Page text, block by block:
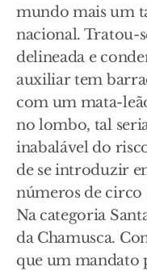
mundo mais um
nacional. Tratou-
delineada e
auxiliar tem
com um mata-
no lombo, tal
inabalável do
de se introduzir
números de circo
Na categoria
da Chamusca.
que um mandato